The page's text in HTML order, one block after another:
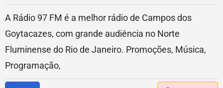
A Rádio 97 FM é a melhor rádio de Campos dos
Goytacazes, com grande audiência no Norte
Fluminense do Rio de Janeiro. Promoções, Música,
Programação,